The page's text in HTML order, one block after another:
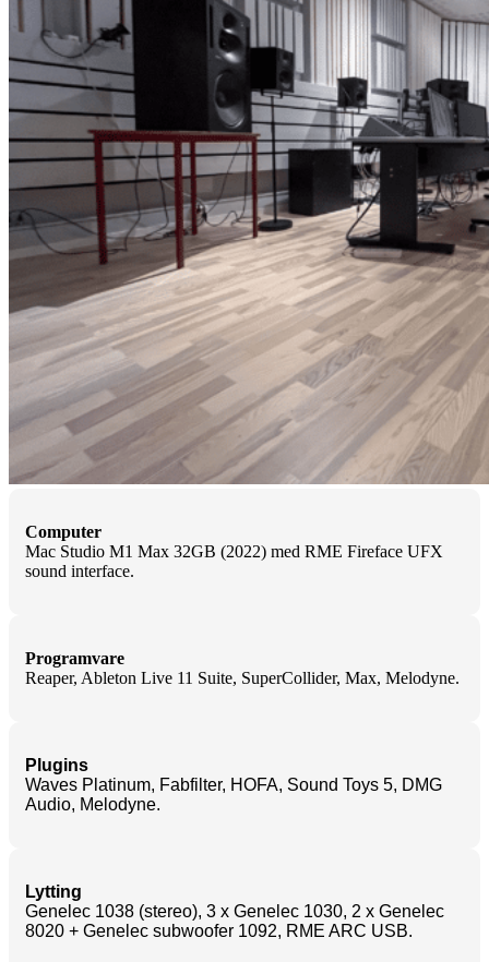
Computer
Mac Studio M1 Max 32GB (2022) med RME Fireface UFX
sound interface.
Programvare
Reaper, Ableton Live 11 Suite, SuperCollider, Max, Melodyne.
Plugins
Waves Platinum, Fabfilter, HOFA, Sound Toys 5, DMG
Audio, Melodyne.
Lytting
Genelec 1038 (stereo), 3 x Genelec 1030, 2 x Genelec
8020 + Genelec subwoofer 1092, RME ARC USB.